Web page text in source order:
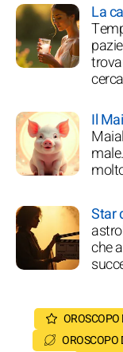
La
Il
Star
che
OROSCOPO
OROSCOPO